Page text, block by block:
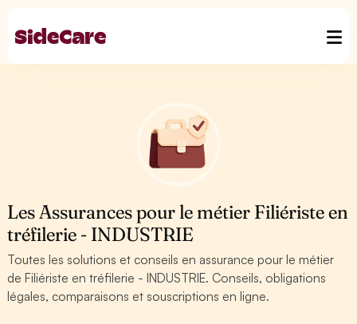
Les Assurances pour le métier Filiériste en
tréfilerie - INDUSTRIE
Toutes les solutions et conseils en assurance pour le métier
de Filiériste en tréfilerie - INDUSTRIE. Conseils, obligations
légales, comparaisons et souscriptions en ligne.